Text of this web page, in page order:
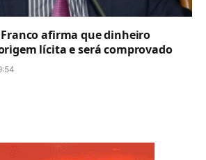
afirma que dinheiro
lícita e será comprovado